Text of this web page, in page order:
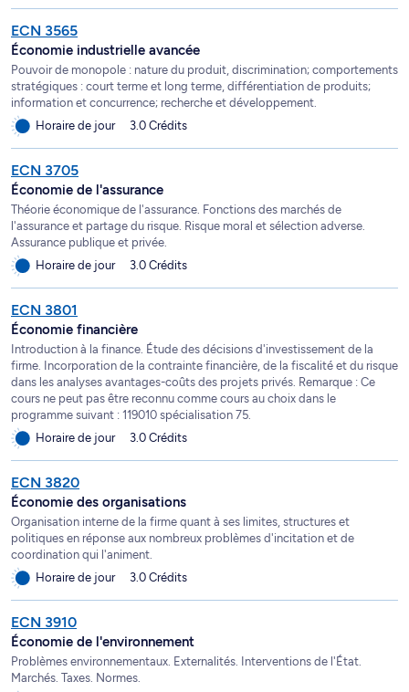
ECN 3565
Économie industrielle avancée
Pouvoir de monopole : nature du produit, discrimination; comportements
stratégiques : court terme et long terme, différentiation de produits;
information et concurrence; recherche et développement.
Horaire de jour
3.0 Crédits
ECN 3705
Économie de l'assurance
Théorie économique de l'assurance. Fonctions des marchés de
l'assurance et partage du risque. Risque moral et sélection adverse.
Assurance publique et privée.
Horaire de jour
3.0 Crédits
ECN 3801
Économie financière
Introduction à la finance. Étude des décisions d'investissement de la
firme. Incorporation de la contrainte financière, de la fiscalité et du risque
dans les analyses avantages-coûts des projets privés. Remarque : Ce
cours ne peut pas être reconnu comme cours au choix dans le
programme suivant : 119010 spécialisation 75.
Horaire de jour
3.0 Crédits
ECN 3820
Économie des organisations
Organisation interne de la firme quant à ses limites, structures et
politiques en réponse aux nombreux problèmes d'incitation et de
coordination qui l'animent.
Horaire de jour
3.0 Crédits
ECN 3910
Économie de l'environnement
Problèmes environnementaux. Externalités. Interventions de l'État.
Marchés. Taxes. Normes.